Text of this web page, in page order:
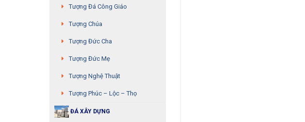
Tượng Đá Công Giáo
Tượng Chúa
Tượng Đức Cha
Tượng Đức Mẹ
Tượng Nghệ Thuật
Tượng Phúc – Lộc – Thọ
ĐÁ XÂY DỰNG